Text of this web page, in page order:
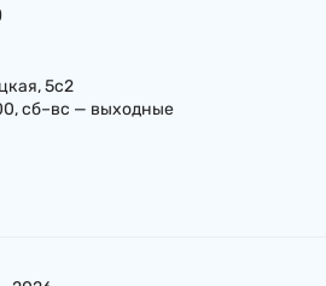
5с2
сб–вс — выходные